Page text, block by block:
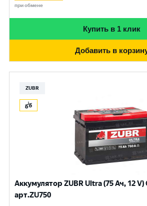
при обмене
Купить в 1 клик
Добавить в
ZUBR
Аккумулятор ZUBR Ultra (75 Ач, 12
арт.ZU750